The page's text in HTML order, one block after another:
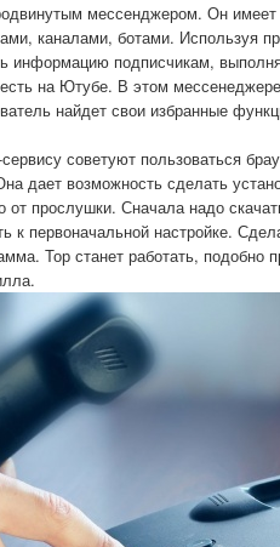
мессенджером. Он
каналами, ботами. Используя
информацию подписчикам,
на Ютубе. В этом
найдет свои избранные
советуют пользоваться
дает возможность сделать
прослушки. Сначала надо
к первоначальной настройке.
Тор станет работать, подобно